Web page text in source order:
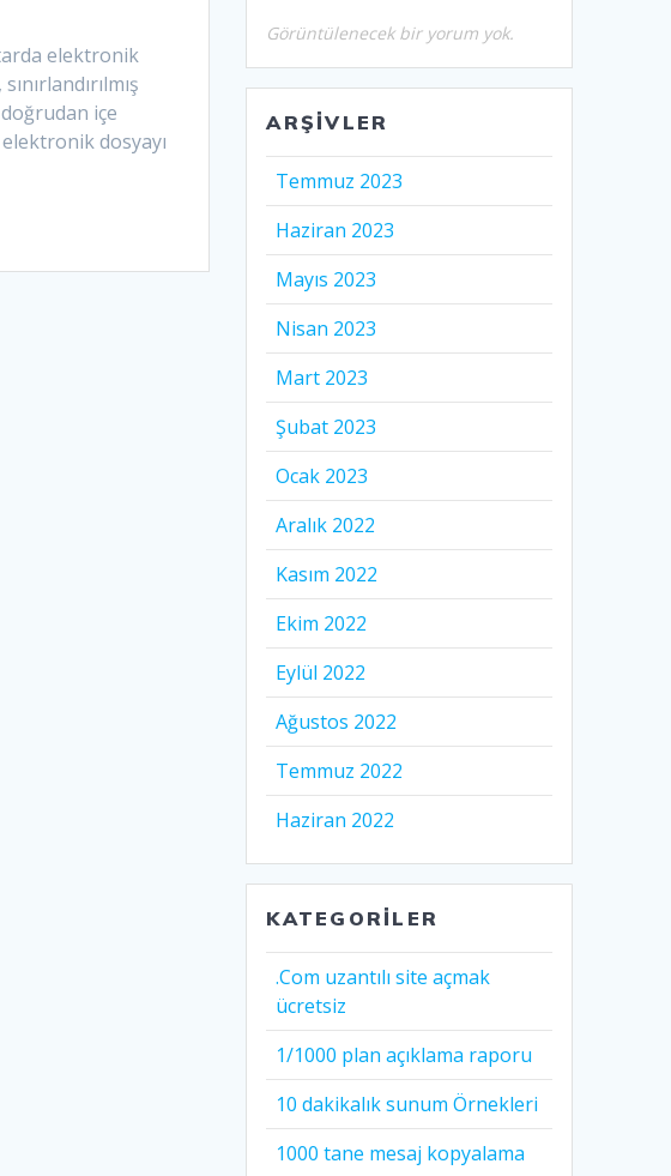
elektronik
içe
dosyayı
Görüntülenecek bir yorum yok.
ARŞIVLER
Temmuz 2023
Haziran 2023
Mayıs 2023
Nisan 2023
Mart 2023
Şubat 2023
Ocak 2023
Aralık 2022
Kasım 2022
Ekim 2022
Eylül 2022
Ağustos 2022
Temmuz 2022
Haziran 2022
KATEGORILER
.Com uzantılı site açmak
ücretsiz
1/1000 plan açıklama raporu
10 dakikalık sunum Örnekleri
1000 tane mesaj kopyalama